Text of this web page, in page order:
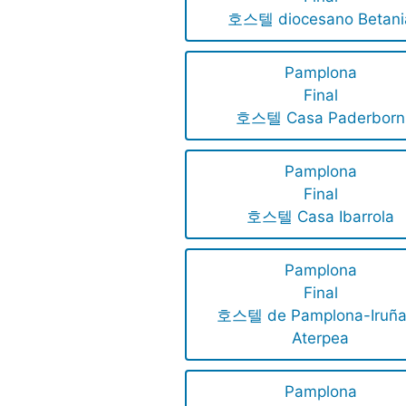
호스텔 diocesano
Pamplona
Final
호스텔 Casa Paderborn
Pamplona
Final
호스텔 Casa Ibarrola
Pamplona
Final
호스텔 de Pamplona-
Aterpea
Pamplona